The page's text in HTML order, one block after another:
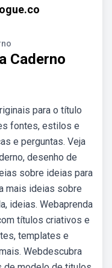
Caderno
para o título
fontes, estilos e
e perguntas. Veja
desenho de
sobre ideias para
mais ideias sobre
ideias. Webaprenda
títulos criativos e
templates e
Webdescubra